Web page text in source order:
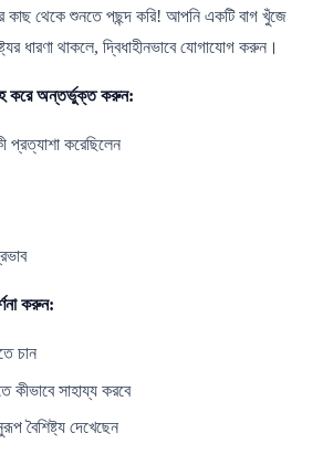
কাছ থেকে শুনতে পছন্দ করি! আপনি একটি বাগ খুঁজে
ধারণা থাকলে, দ্বিধাহীনভাবে যোগাযোগ করুন।
করে অন্তর্ভুক্ত করুন:
প্রত্যাশা করেছিলেন
করুন:
চান
কীভাবে সাহায্য করবে
বৈশিষ্ট্য দেখেছেন